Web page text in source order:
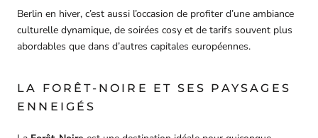
Berlin en hiver, c’est aussi l’occasion de profiter d’une ambiance
culturelle dynamique, de soirées cosy et de tarifs souvent plus
abordables que dans d’autres capitales européennes.
LA FORÊT-NOIRE ET SES PAYSAGES
ENNEIGÉS